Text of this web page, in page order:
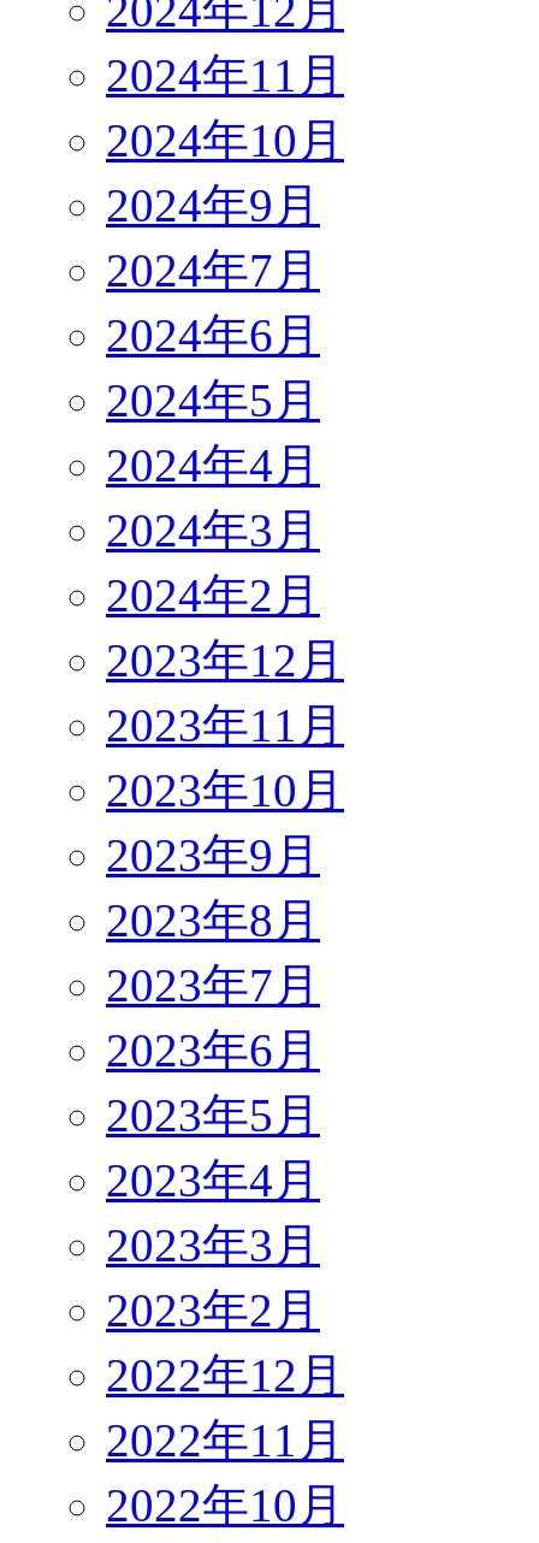
2024年12月
2024年11月
2024年10月
2024年9月
2024年7月
2024年6月
2024年5月
2024年4月
2024年3月
2024年2月
2023年12月
2023年11月
2023年10月
2023年9月
2023年8月
2023年7月
2023年6月
2023年5月
2023年4月
2023年3月
2023年2月
2022年12月
2022年11月
2022年10月